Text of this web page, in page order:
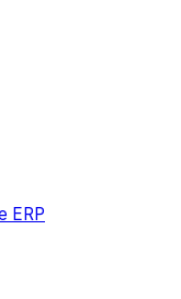
ERP